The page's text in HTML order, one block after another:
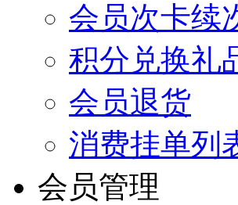
会员次卡续
积分兑换礼
会员退货
消费挂单列
会员管理